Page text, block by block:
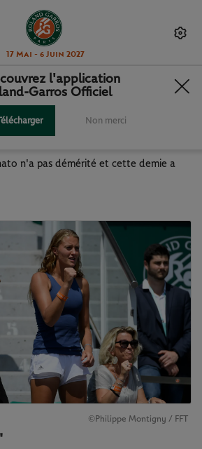
17 Mai - 6 Juin 2027
EST LA
n'a pas démérité et cette demie a
©Philippe Montigny / FFT
l'application
Garros Officiel
Non merci